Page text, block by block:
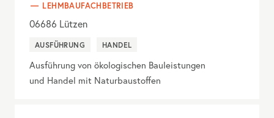
LEHMBAUFACHBETRIEB
06686 Lützen
AUSFÜHRUNG HANDEL
Ausführung von ökologischen Bauleistungen
und Handel mit Naturbaustoffen